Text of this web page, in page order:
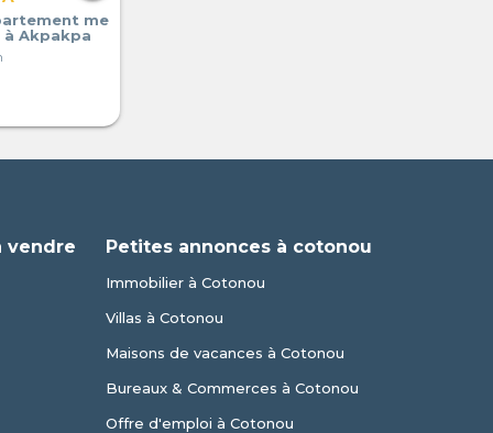
me
à Akpakpa
vendre Petites annonces à cotonou
Immobilier à Cotonou
Villas à Cotonou
Maisons de vacances à Cotonou
Bureaux & Commerces à Cotonou
Offre d'emploi à Cotonou